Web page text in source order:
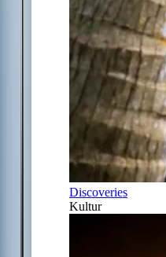
Discoveries
Kultur